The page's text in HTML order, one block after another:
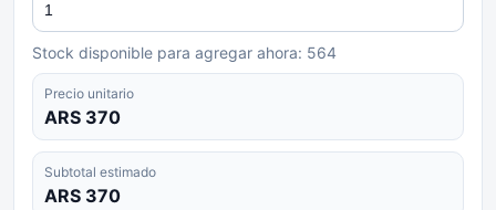
Stock disponible para agregar ahora: 564
Precio unitario
ARS 370
Subtotal estimado
ARS 370